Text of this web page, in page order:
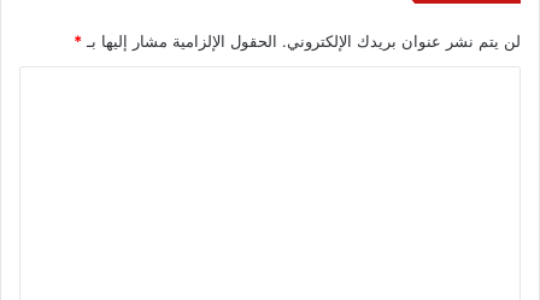
لن يتم نشر عنوان بريدك الإلكتروني. الحقول الإلزامية مشار إليها بـ *